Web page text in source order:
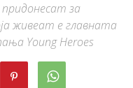
за
живеат е главната
Young Heroes